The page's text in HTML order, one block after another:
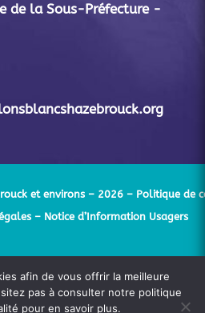
de la Sous-Préfecture -
et environs – 2026 – Politique de
– Notice d’Information Usagers
afin de vous offrir la meilleure
pas à consulter notre politique
pour en savoir plus.